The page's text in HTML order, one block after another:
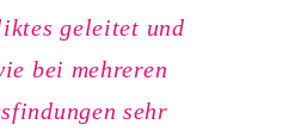
geleitet und
bei mehreren
sehr